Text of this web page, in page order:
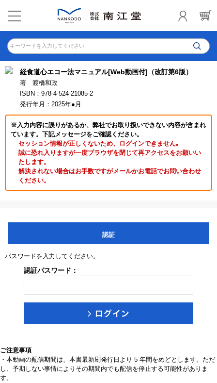
キーワードを入力してください
経食道心エコー法マニュアル[Web動画付]（改訂第6版）
著 渡橋和政
ISBN：978-4-524-21085-2
発行年月：2025年●月
※入力内容に誤りがあるか、弊社でお取り扱いできない内容が含まれ
ています。下記メッセージをご確認ください。
セッション情報が正しくないため、ログインできません｡
誠に恐れ入りますが一度ブラウザを閉じて再アクセスをお願いい
たします。
解決されない場合はお手数ですがメールかお電話でお問い合わせ
ください。
認証
パスワードを入力してください。
認証パスワード：
ご注意事項
・本動画の配信期間は、本書最新刷発行日より 5 年間をめどとします。ただ
し、予期しない事情によりその期間内でも配信を停止する可能性がありま
す。